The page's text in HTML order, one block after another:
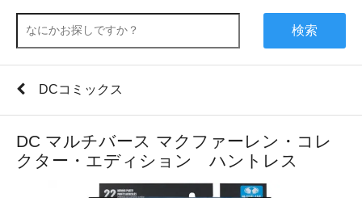
検索
DCコミックス
DC マルチバース マクファーレン・コレ
クター・エディション ハントレス